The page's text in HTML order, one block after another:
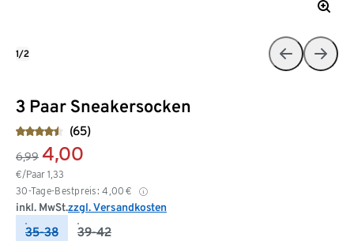
3 Paar Sneakersocken
(65)
6,99 4,00
€/Paar 1,33
30-Tage-Bestpreis: 4,00 €
inkl. MwSt.zzgl. Versandkosten
35-38 39-42
1/2